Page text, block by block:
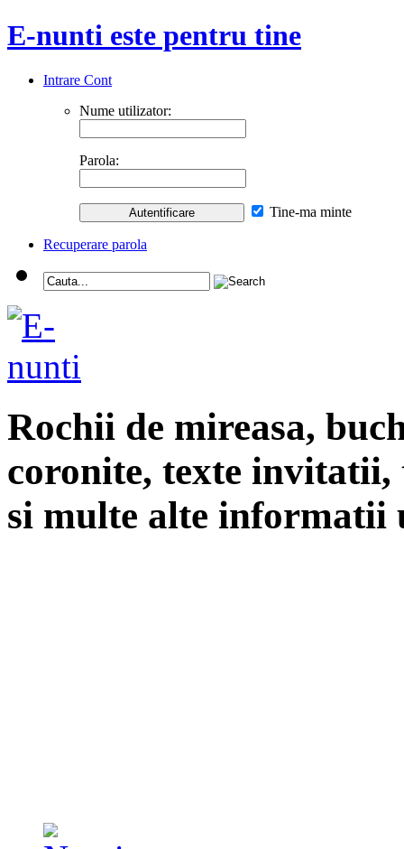
E-nunti este pentru tine
Intrare Cont
Nume utilizator:
Parola:
Tine-ma minte
Recuperare parola
Rochii de mireasa,
coronite, texte
si multe alte informatii